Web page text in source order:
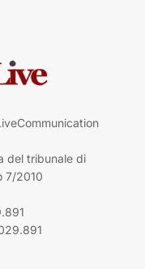
del tribunale di
7/2010